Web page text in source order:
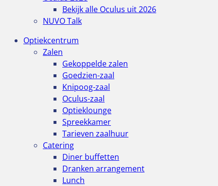
Bekijk alle Oculus uit 2026
NUVO Talk
Optiekcentrum
Zalen
Gekoppelde zalen
Goedzien-zaal
Knipoog-zaal
Oculus-zaal
Optieklounge
Spreekkamer
Tarieven zaalhuur
Catering
Diner buffetten
Dranken arrangement
Lunch